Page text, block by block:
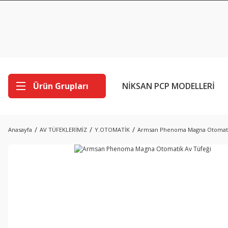
Ürün Grupları NİKSAN PCP MODELLERİ
Anasayfa AV TÜFEKLERİMİZ Y.OTOMATİK Armsan Phenoma Magna